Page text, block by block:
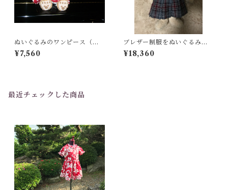
ぬいぐるみのワンピース（受
注生産）
¥7,560
ブレザー制服をぬいぐるみ服
にリフォーム（受注生産）
¥18,360
最近チェックした商品